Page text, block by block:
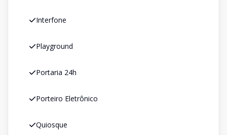
Interfone
Playground
Portaria 24h
Porteiro Eletrônico
Quiosque